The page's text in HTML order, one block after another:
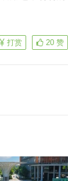
20 赞
打赏